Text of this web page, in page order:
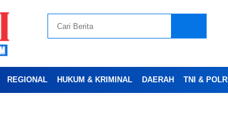
REGIONAL HUKUM & KRIMINAL DAERAH TNI & POLRI